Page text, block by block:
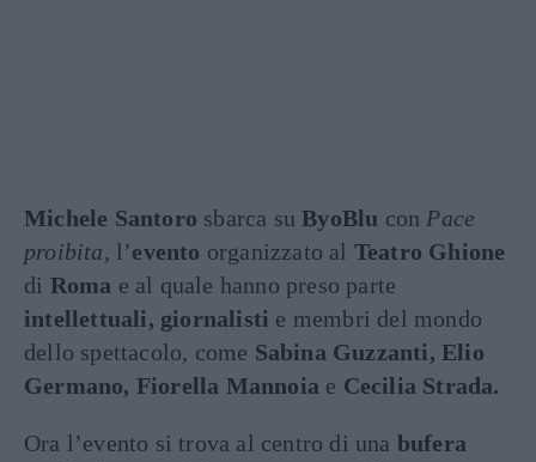
Michele Santoro sbarca suByoBlu con Pace
proibita, l’evento organizzato al Teatro Ghione
di Roma e al quale hanno preso parte
intellettuali, giornalisti e membri del mondo
dello spettacolo, come Sabina Guzzanti, Elio
Germano, Fiorella Mannoia e Cecilia Strada.
Ora l’evento si trova al centro di una bufera